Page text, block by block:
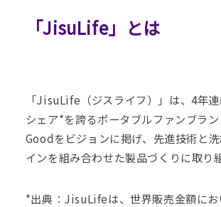
「JisuLife」とは
「JisuLife（ジスライフ）」は、4年
シェア*を誇るポータブルファンブラ
Goodをビジョンに掲げ、先進技術と
インを組み合わせた製品づくりに取り
*出典：JisuLifeは、世界販売金額に